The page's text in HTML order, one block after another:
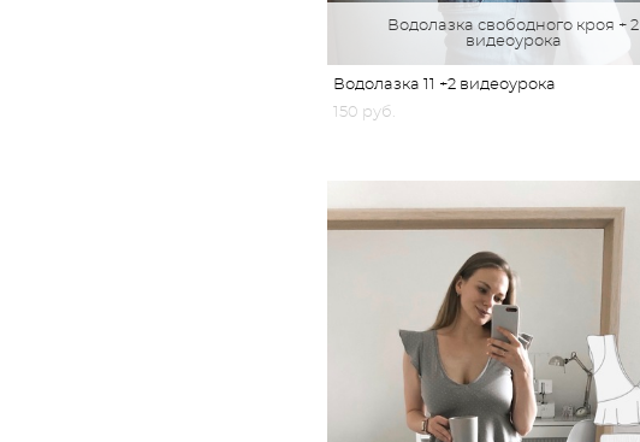
Водолазка свободного кроя + 2
видеоурока
Водолазка 11 +2 видеоурока
150 pуб.